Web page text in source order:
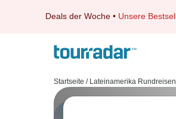
Deals der Woche • Unsere
Startseite / Lateinamerika Rundreisen